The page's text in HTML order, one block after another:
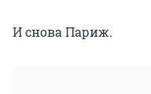
И снова Париж.